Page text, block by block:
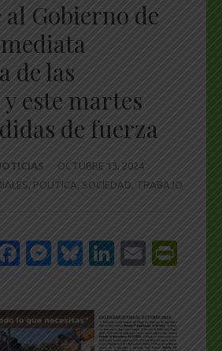
al Gobierno de
de las
este martes
de fuerza
OCTUBRE 13, 2024
POLÍTICA, SOCIEDAD TRABAJO
Facebook
Messenger
Bluesky
LinkedIn
Email